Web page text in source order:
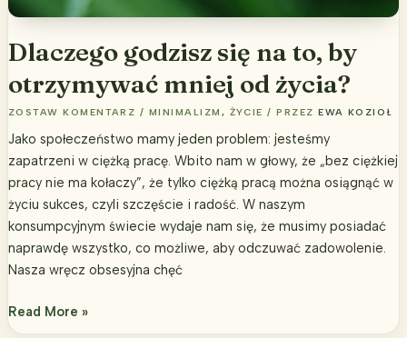
Dlaczego godzisz się na to, by
otrzymywać mniej od życia?
ZOSTAW KOMENTARZ / MINIMALIZM , ŻYCIE / PRZEZEWA KOZIOŁ
Jako społeczeństwo mamy jeden problem: jesteśmy
zapatrzeni w ciężką pracę. Wbito nam w głowy, że „bez ciężkiej
pracy nie ma kołaczy”, że tylko ciężką pracą można osiągnąć w
życiu sukces, czyli szczęście i radość. W naszym
konsumpcyjnym świecie wydaje nam się, że musimy posiadać
naprawdę wszystko, co możliwe, aby odczuwać zadowolenie.
Nasza wręcz obsesyjna chęć
Dlaczego
Read More »